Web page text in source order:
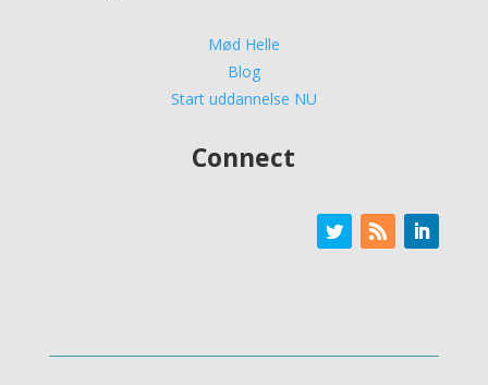
Mød Helle
Blog
Start uddannelse NU
Connect